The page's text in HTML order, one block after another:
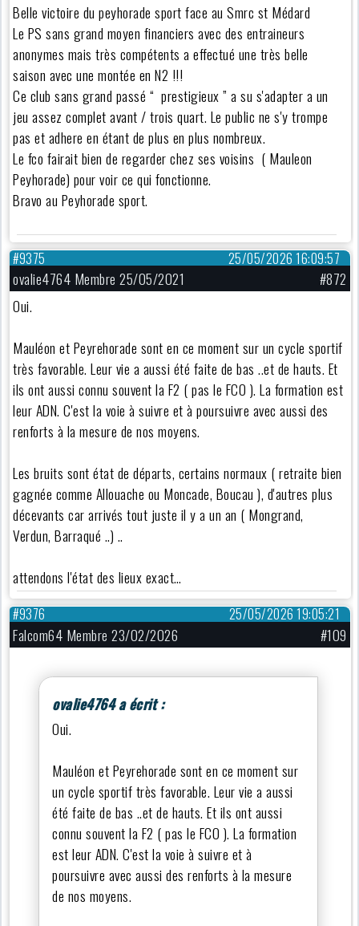
Belle victoire du peyhorade sport face au Smrc st Médard
Le PS sans grand moyen financiers avec des entraineurs
anonymes mais très compétents a effectué une très belle
saison avec une montée en N2 !!!
Ce club sans grand passé “ prestigieux ” a su s'adapter a un
jeu assez complet avant / trois quart. Le public ne s'y trompe
pas et adhere en étant de plus en plus nombreux.
Le fco fairait bien de regarder chez ses voisins ( Mauleon
Peyhorade) pour voir ce qui fonctionne.
Bravo au Peyhorade sport.
25/05/2026 16:09:57
#9375
ovalie4764 Membre 25/05/2021
#872
Oui.
Mauléon et Peyrehorade sont en ce moment sur un cycle sportif
très favorable. Leur vie a aussi été faite de bas ..et de hauts. Et
ils ont aussi connu souvent la F2 ( pas le FCO ). La formation est
leur ADN. C'est la voie à suivre et à poursuivre avec aussi des
renforts à la mesure de nos moyens.
Les bruits sont état de départs, certains normaux ( retraite bien
gagnée comme Allouache ou Moncade, Boucau ), d'autres plus
décevants car arrivés tout juste il y a un an ( Mongrand,
Verdun, Barraqué ..) ..
attendons l'état des lieux exact…
25/05/2026 19:05:21
#9376
Falcom64 Membre 23/02/2026 #109
ovalie4764 a écrit :
Oui.
Mauléon et Peyrehorade sont en ce moment sur
un cycle sportif très favorable. Leur vie a aussi
été faite de bas ..et de hauts. Et ils ont aussi
connu souvent la F2 ( pas le FCO ). La formation
est leur ADN. C'est la voie à suivre et à
poursuivre avec aussi des renforts à la mesure
de nos moyens.